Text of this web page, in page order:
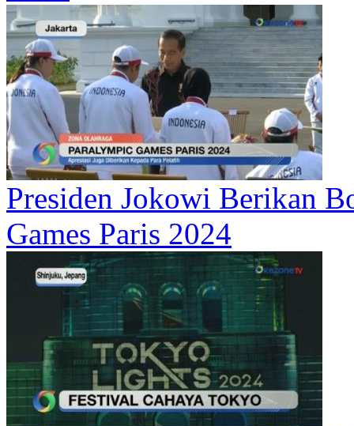
Presiden Jokowi Berikan
Games Paris 2024